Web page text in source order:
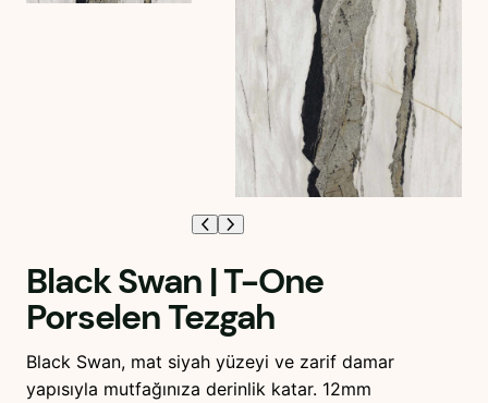
Black Swan | T-One
Porselen Tezgah
Black Swan, mat siyah yüzeyi ve zarif damar
yapısıyla mutfağınıza derinlik katar. 12mm